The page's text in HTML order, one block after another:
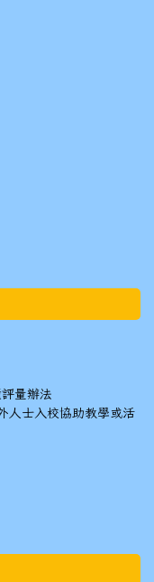
量辦法
人士入校協助教學或活